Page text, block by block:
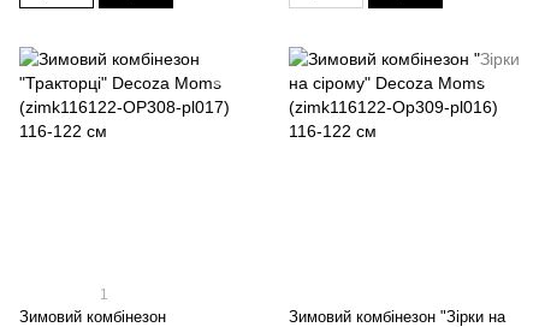
1
Зимовий комбінезон
Зимовий комбінезон "Зірки на